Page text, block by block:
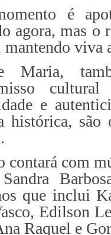
é
agora, mas o
mantendo
Maria,
e
histórica, são
contará com
Sandra
que inclui
Edilson
Raquel e